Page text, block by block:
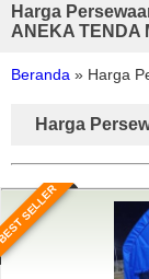
Harga
ANEKA TENDA
Beranda » Harga
Harga
SELLER